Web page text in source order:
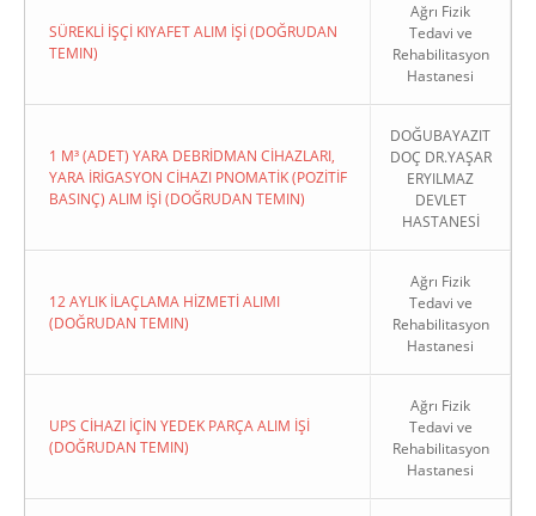
SÜREKLİ İŞÇİ KIYAFET ALIM İŞİ (DOĞRUDAN
TEMIN)
Ağrı Fizik
Tedavi ve
Rehabilitasyon
Hastanesi
1 M³ (ADET) YARA DEBRİDMAN CİHAZLARI,
YARA İRİGASYON CİHAZI PNOMATİK (POZİTİF
BASINÇ) ALIM İŞİ (DOĞRUDAN TEMIN)
DOĞUBAYAZIT
DOÇ DR.YAŞAR
ERYILMAZ
DEVLET
HASTANESİ
12 AYLIK İLAÇLAMA HİZMETİ ALIMI
(DOĞRUDAN TEMIN)
Ağrı Fizik
Tedavi ve
Rehabilitasyon
Hastanesi
UPS CİHAZI İÇİN YEDEK PARÇA ALIM İŞİ
(DOĞRUDAN TEMIN)
Ağrı Fizik
Tedavi ve
Rehabilitasyon
Hastanesi